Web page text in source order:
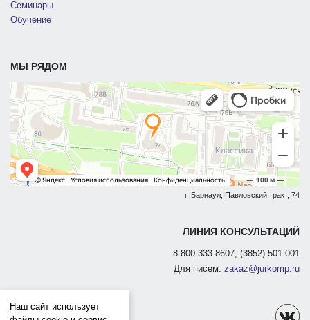
Семинары
Обучение
МЫ РЯДОМ
г. Барнаул, Павловский тракт, 74
ЛИНИЯ КОНСУЛЬТАЦИЙ
8-800-333-8607, (3852) 501-001
Для писем: zakaz@jurkomp.ru
Наш сайт использует